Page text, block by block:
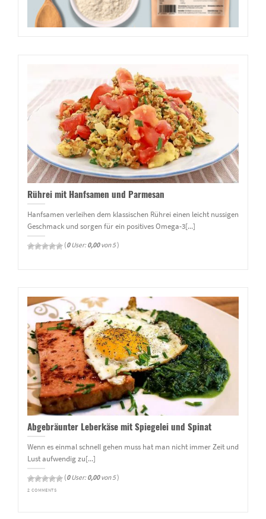
Rührei mit Hanfsamen und Parmesan
Hanfsamen verleihen dem klassischen Rührei einen leicht nussigen
Geschmack und sorgen für ein positives Omega-3[...]
(0User: 0,00von 5)
Abgebräunter Leberkäse mit Spiegelei und Spinat
Wenn es einmal schnell gehen muss hat man nicht immer Zeit und
Lust aufwendig zu[...]
(0User: 0,00von 5)
2 COMMENTS